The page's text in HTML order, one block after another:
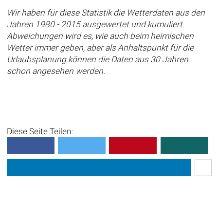
Wir haben für diese Statistik die Wetterdaten aus den
Jahren 1980 - 2015 ausgewertet und kumuliert.
Abweichungen wird es, wie auch beim heimischen
Wetter immer geben, aber als Anhaltspunkt für die
Urlaubsplanung können die Daten aus 30 Jahren
schon angesehen werden.
Diese Seite Teilen: